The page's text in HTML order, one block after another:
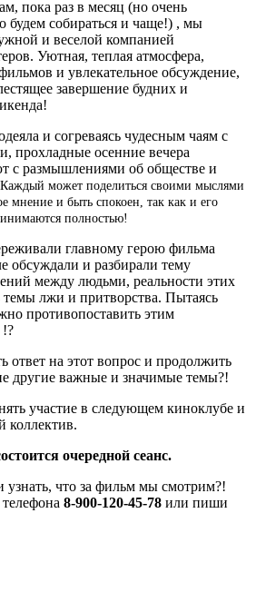
пока раз в месяц (но очень
будем собираться и чаще!) , мы
и веселой компанией
Уютная, теплая атмосфера,
и увлекательное обсуждение,
завершение будних и
и согреваясь чудесным чаям с
осенние вечера
с размышлениями об обществе и
Каждый может поделиться своими мыслями
мнение и быть спокоен, так как и его
полностью!
главному герою фильма
обсуждали и разбирали тему
между людьми, реальности этих
лжи и притворства. Пытаясь
противопоставить этим
!?
ответ на этот вопрос и продолжить
другие важные и значимые темы?!
участие в следующем киноклубе и
коллектив.
очередной сеанс.
что за фильм мы смотрим?!
8-900-120-45-78 или пиши